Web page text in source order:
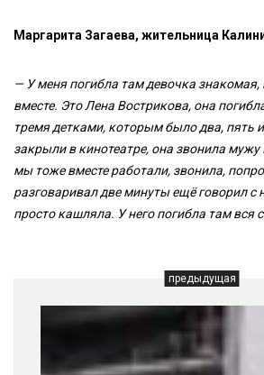
Маргарита Загаева, жительница
— У меня погибла там девочка
вместе. Это Лена Вострикова, она
тремя детками, которым было два, пять
закрыли в кинотеатре, она звонила
мы тоже вместе работали, звонила,
разговаривал две минуты ещё говорил с
просто кашляла. У него погибла там вся
предыдущая